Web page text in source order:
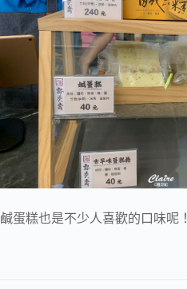
鹹蛋糕也是不少人喜歡的口味呢！